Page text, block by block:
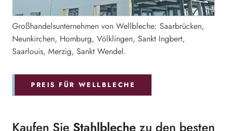
Großhandelsunternehmen von Wellbleche: Saarbrücken,
Neunkirchen, Homburg, Völklingen, Sankt Ingbert,
Saarlouis, Merzig, Sankt Wendel.
PREIS FÜR WELLBLECHE
Kaufen Sie Stahlbleche zu den besten